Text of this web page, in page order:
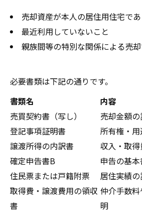
売却資産が本人の居住用住宅で
最近利用していないこと
親族間等の特別な関係による売
必要書類は下記の通りです。
書類名
内容
売買契約書（写し）
売却金額
登記事項証明書
所有権・
譲渡所得の内訳書
収入・取
確定申告書B
申告の基
住民票または戸籍附票
居住実績の
取得費・譲渡費用の領収
書
仲介手数
明